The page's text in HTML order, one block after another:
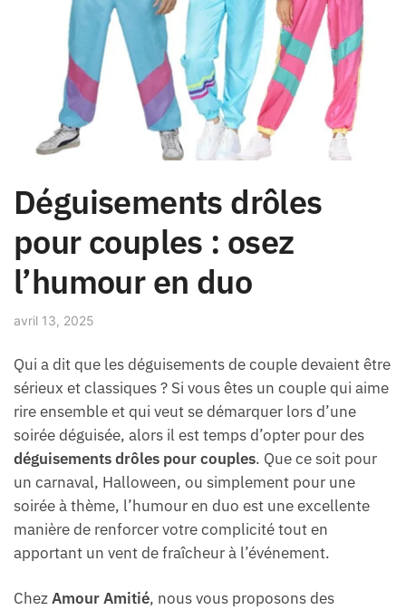
Déguisements drôles
pour couples : osez
l’humour en duo
avril 13, 2025
Qui a dit que les déguisements de couple devaient être
sérieux et classiques ? Si vous êtes un couple qui aime
rire ensemble et qui veut se démarquer lors d’une
soirée déguisée, alors il est temps d’opter pour des
déguisements drôles pour couples. Que ce soit pour
un carnaval, Halloween, ou simplement pour une
soirée à thème, l’humour en duo est une excellente
manière de renforcer votre complicité tout en
apportant un vent de fraîcheur à l’événement.
ChezAmour Amitié, nous vous proposons des